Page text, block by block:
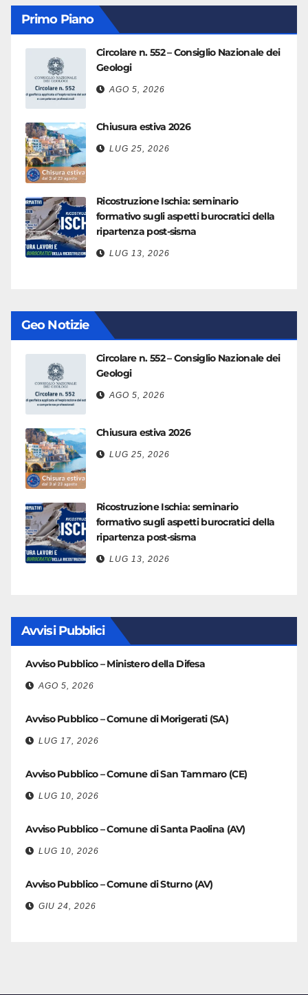
Primo Piano
Circolare n. 552 – Consiglio Nazionale dei
Geologi
AGO 5, 2026
Chiusura estiva 2026
LUG 25, 2026
Ricostruzione Ischia: seminario
formativo sugli aspetti burocratici della
ripartenza post-sisma
LUG 13, 2026
Geo Notizie
Circolare n. 552 – Consiglio Nazionale dei
Geologi
AGO 5, 2026
Chiusura estiva 2026
LUG 25, 2026
Ricostruzione Ischia: seminario
formativo sugli aspetti burocratici della
ripartenza post-sisma
LUG 13, 2026
Avvisi Pubblici
Avviso Pubblico – Ministero della Difesa
AGO 5, 2026
Avviso Pubblico – Comune di Morigerati (SA)
LUG 17, 2026
Avviso Pubblico – Comune di San Tammaro (CE)
LUG 10, 2026
Avviso Pubblico – Comune di Santa Paolina (AV)
LUG 10, 2026
Avviso Pubblico – Comune di Sturno (AV)
GIU 24, 2026